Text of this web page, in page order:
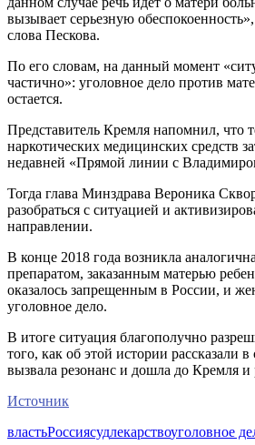
вызывает серьезную
слова Пескова.
По его словам, на данный момент
частично»: уголовное дело против
остается.
Представитель Кремля напомнил, что
наркотических медицинских средств
недавней «Прямой линии с
Тогда глава Минздрава Вероника
разобраться с ситуацией и
направлении.
В конце 2018 года возникла
препаратом, заказанным матерью
оказалось запрещенным в России, и
уголовное дело.
В итоге ситуация благополучно
того, как об этой истории рассказали
вызвала резонанс и дошла до Кремля
Источник
властьРоссиясудлекарствоуголовное